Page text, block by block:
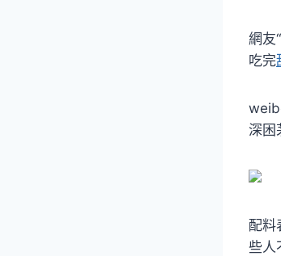
網友
吃完
深困
配料
些人